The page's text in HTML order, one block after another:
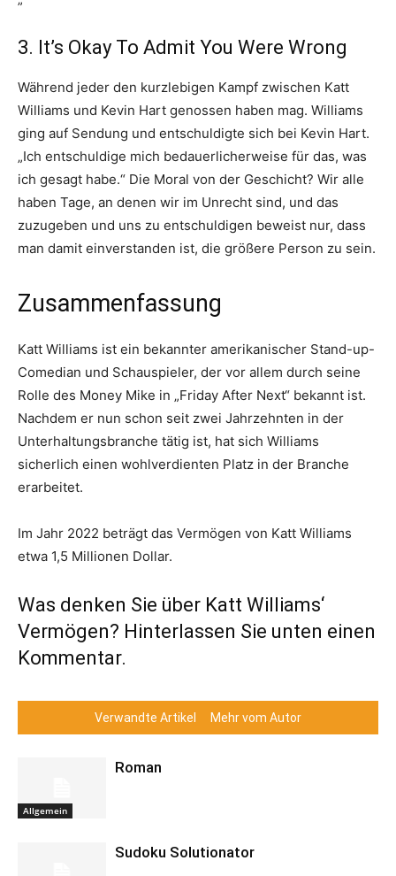
3. It’s Okay To Admit You Were Wrong
Während jeder den kurzlebigen Kampf zwischen Katt
Williams und Kevin Hart genossen haben mag. Williams
ging auf Sendung und entschuldigte sich bei Kevin Hart.
„Ich entschuldige mich bedauerlicherweise für das, was
ich gesagt habe.“ Die Moral von der Geschicht? Wir alle
haben Tage, an denen wir im Unrecht sind, und das
zuzugeben und uns zu entschuldigen beweist nur, dass
man damit einverstanden ist, die größere Person zu sein.
Zusammenfassung
Katt Williams ist ein bekannter amerikanischer Stand-up-
Comedian und Schauspieler, der vor allem durch seine
Rolle des Money Mike in „Friday After Next“ bekannt ist.
Nachdem er nun schon seit zwei Jahrzehnten in der
Unterhaltungsbranche tätig ist, hat sich Williams
sicherlich einen wohlverdienten Platz in der Branche
erarbeitet.
Im Jahr 2022 beträgt das Vermögen von Katt Williams
etwa 1,5 Millionen Dollar.
Was denken Sie über Katt Williams‘
Vermögen? Hinterlassen Sie unten einen
Kommentar.
Verwandte Artikel Mehr vom Autor
Allgemein
Roman
Sudoku Solutionator